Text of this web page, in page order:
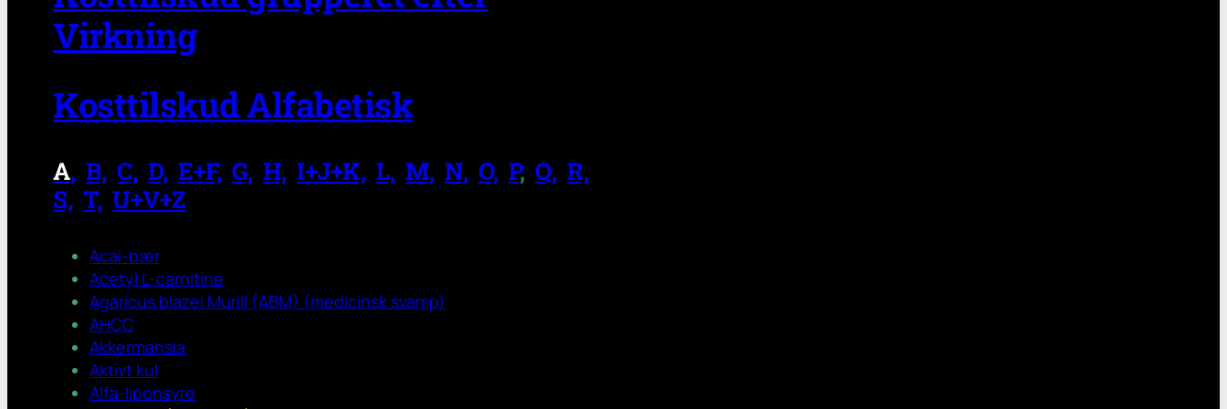
Virkning
Kosttilskud Alfabetisk
A, B, C, D, E+F, G, H, I+J+K, L, M, N, O, P, Q, R,
S, T, U+V+Z
Acai-bær
Acetyl L-carnitine
Agaricus blazei Murill (ABM) (medicinsk svamp)
AHCC
Akkermansia
Aktivt kul
Alfa-liponsyre